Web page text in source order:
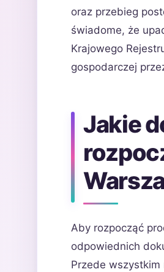
oraz przebieg
świadome, że
Krajowego
gospodarczej
Jakie
Aby rozpocząć
odpowiednich
Przede